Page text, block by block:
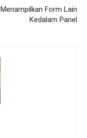
Menampilkan Form Lain
Kedalam Panel